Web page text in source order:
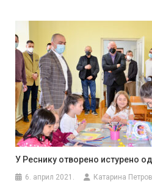
У Реснику отворено истурено
6. април 2021. Катарина